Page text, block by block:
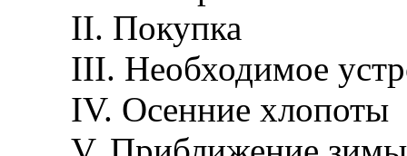
II. Покупка
III. Необходимое
IV. Осенние хлопоты